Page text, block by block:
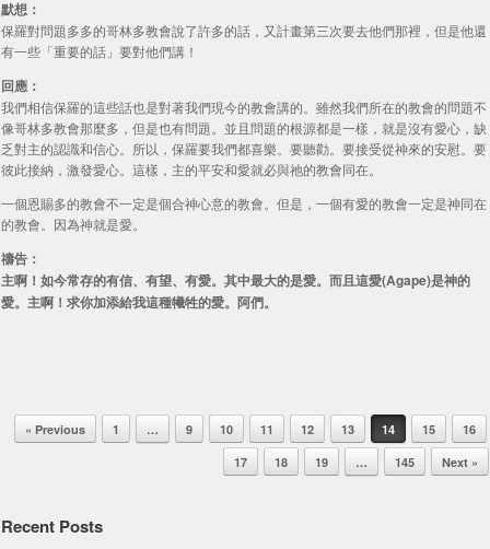
默想：
保羅對問題多多的哥林多教會說了許多的話，又計畫第三次要去他們那裡，但是他還
有一些「重要的話」要對他們講！
回應：
我們相信保羅的這些話也是對著我們現今的教會講的。雖然我們所在的教會的問題不
像哥林多教會那麼多，但是也有問題。並且問題的根源都是一樣，就是沒有愛心，缺
乏對主的認識和信心。所以，保羅要我們都喜樂。要聽勸。要接受從神來的安慰。要
彼此接納，激發愛心。這樣，主的平安和愛就必與祂的教會同在。
一個恩賜多的教會不一定是個合神心意的教會。但是，一個有愛的教會一定是神同在
的教會。因為神就是愛。
禱告：
主啊！如今常存的有信、有望、有愛。其中最大的是愛。而且這愛(Agape)是神的
愛。主啊！求你加添給我這種犧牲的愛。阿們。
Post navigation
« Previous 1 … 9 10 11 12 13 14 15
16
17
18 19 … 145 Next »
Recent Posts